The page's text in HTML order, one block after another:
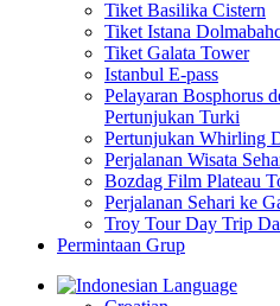
Tiket Basilika Cistern
Tiket Istana
Tiket Galata Tower
Istanbul E-pass
Pelayaran Bosphorus
Pertunjukan Turki
Pertunjukan Whirling
Perjalanan Wisata
Bozdag Film Plateau
Perjalanan Sehari ke
Troy Tour Day Trip
Permintaan Grup
Language